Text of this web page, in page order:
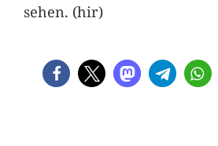
sehen. (hir)